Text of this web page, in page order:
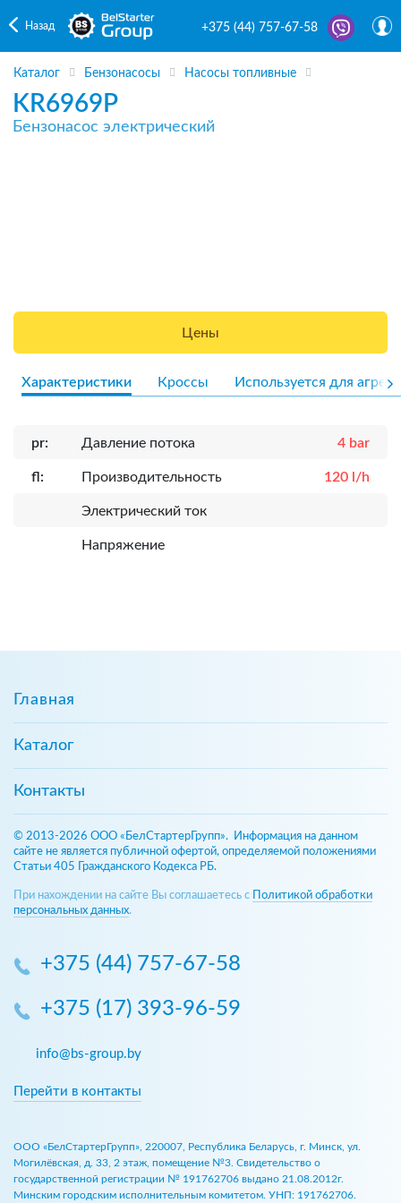
Назад +375 (44) 757-67-58
Каталог Бензонасосы Насосы топливные
KR6969P
Бензонасос электрический
Цены
Характеристики Кроссы Используется для
pr: Давление потока 4 bar
fl: Производительность 120 l/h
Электрический ток
Напряжение
Главная
Каталог
Контакты
© 2013-2026 ООО «БелСтартерГрупп». Информация на данном
сайте не является публичной офертой, определяемой положениями
Статьи 405 Гражданского Кодекса РБ.
При нахождении на сайте Вы соглашаетесь с
Политикой обработки
персональных данных.
+375 (44) 757-67-58
+375 (17) 393-96-59
info@bs-group.by
Перейти в контакты
ООО «БелСтартерГрупп», 220007, Республика Беларусь, г. Минск, ул.
Могилёвская, д. 33, 2 этаж, помещение №3. Свидетельство о
государственной регистрации № 191762706 выдано 21.08.2012г.
Минским городским исполнительным комитетом. УНП: 191762706.